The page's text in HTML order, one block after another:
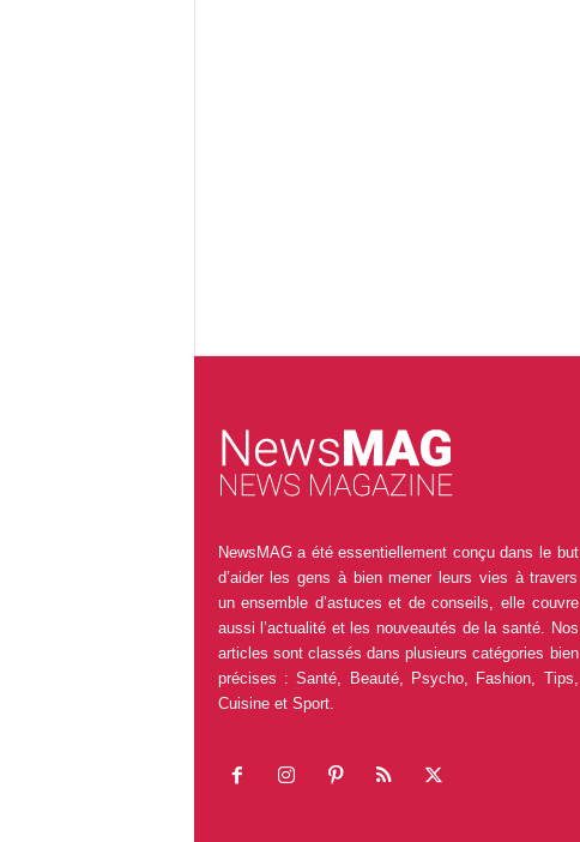
NewsMAG a été essentiellement conçu dans le but
d’aider les gens à bien mener leurs vies à travers
un ensemble d’astuces et de conseils, elle couvre
aussi l’actualité et les nouveautés de la santé. Nos
articles sont classés dans plusieurs catégories bien
précises : Santé, Beauté, Psycho, Fashion, Tips,
Cuisine et Sport.